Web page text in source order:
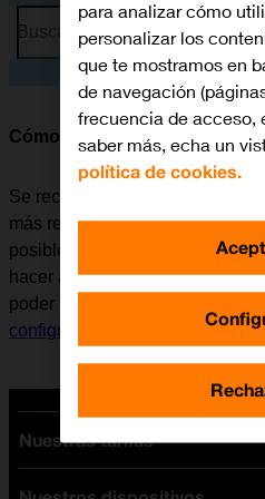
Busca por problema o tema
Cómo actualizar el software
Se recomienda actualizar el
más reciente ya que el
posibles errores de versiones
hacer antes una copia de
poder actualizar el software del
configurar el móvil para internet.
Nuestras tarifas
para analizar cómo
personalizar los
que te mostramos en
de navegación
frecuencia de acceso,
saber más, echa un
política de cookies.